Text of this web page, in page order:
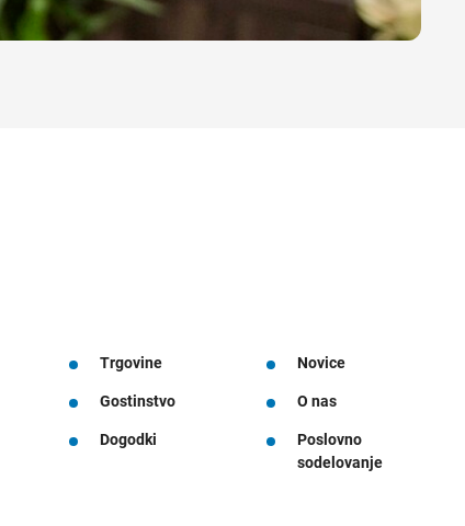
Trgovine Novice
Gostinstvo O nas
Dogodki
Poslovno
sodelovanje